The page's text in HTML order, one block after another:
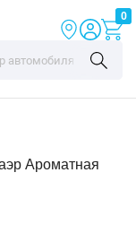
0
Ароматная